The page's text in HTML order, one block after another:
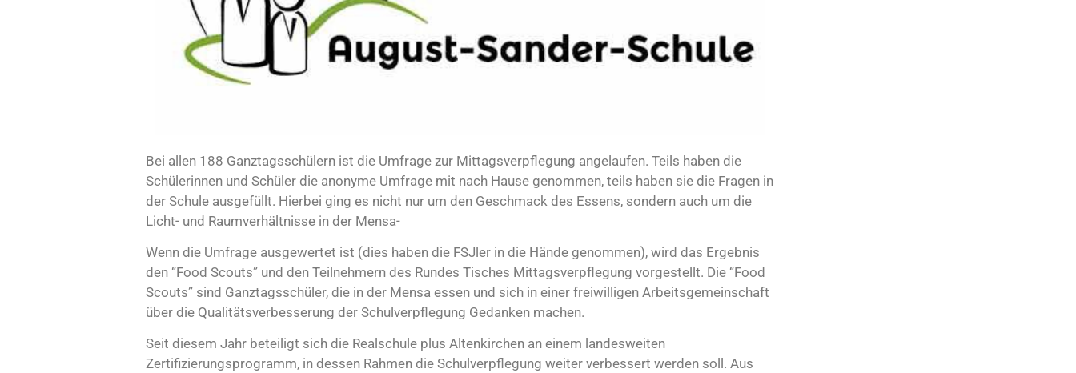
Bei allen 188 Ganztagsschülern ist die Umfrage zur Mittagsverpflegung angelaufen. Teils haben die
Schülerinnen und Schüler die anonyme Umfrage mit nach Hause genommen, teils haben sie die Fragen in
der Schule ausgefüllt. Hierbei ging es nicht nur um den Geschmack des Essens, sondern auch um die
Licht- und Raumverhältnisse in der Mensa-
Wenn die Umfrage ausgewertet ist (dies haben die FSJler in die Hände genommen), wird das Ergebnis
den “Food Scouts” und den Teilnehmern des Rundes Tisches Mittagsverpflegung vorgestellt. Die “Food
Scouts” sind Ganztagsschüler, die in der Mensa essen und sich in einer freiwilligen Arbeitsgemeinschaft
über die Qualitätsverbesserung der Schulverpflegung Gedanken machen.
Seit diesem Jahr beteiligt sich die Realschule plus Altenkirchen an einem landesweiten
Zertifizierungsprogramm, in dessen Rahmen die Schulverpflegung weiter verbessert werden soll. Aus